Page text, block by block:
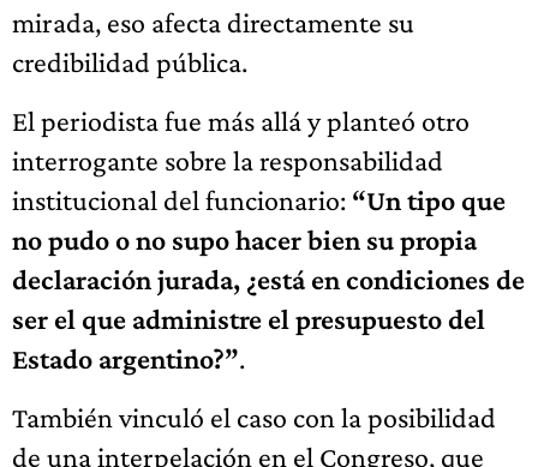
mirada, eso afecta directamente su
credibilidad pública.
El periodista fue más allá y planteó otro
interrogante sobre la responsabilidad
institucional del funcionario: “Un tipo que
no pudo o no supo hacer bien su propia
declaración jurada, ¿está en condiciones de
ser el que administre el presupuesto del
Estado argentino?”.
También vinculó el caso con la posibilidad
de una interpelación en el Congreso, que